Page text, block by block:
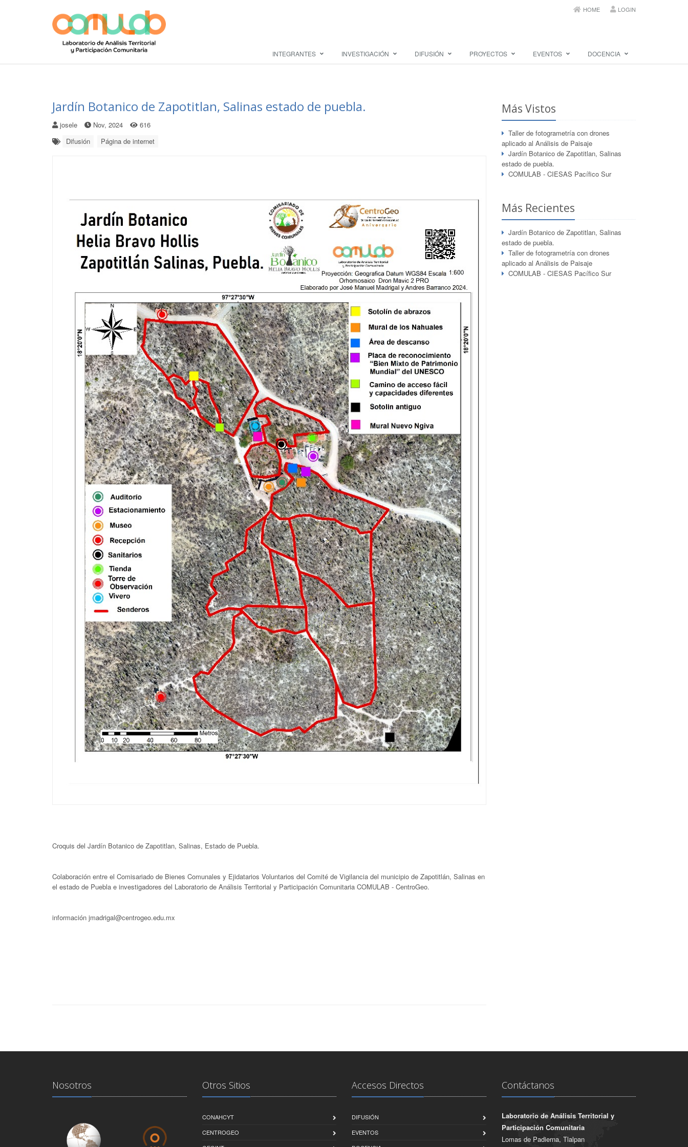
HOME LOGIN
INTEGRANTES INVESTIGACIÓN DIFUSIÓN PROYECTOS EVENTOS DOCENCIA
Jardín Botanico de Zapotitlan, Salinas estado de puebla.
josele Nov, 2024
616
Difusión
Página de internet
Croquis del Jardín Botanico de Zapotitlan, Salinas, Estado de Puebla.
Colaboración entre el Comisariado de Bienes Comunales y Ejidatarios Voluntarios del Comité de Vigilancia del municipio de Zapotitlán, Salinas en
el estado de Puebla e investigadores del Laboratorio de Análisis Territorial y Participación Comunitaria COMULAB - CentroGeo.
información jmadrigal@centrogeo.edu.mx
Más Vistos
Taller de fotogrametría con drones
aplicado al Análisis de Paisaje
Jardín Botanico de Zapotitlan, Salinas
estado de puebla.
COMULAB - CIESAS Pacífico Sur
Más Recientes
Jardín Botanico de Zapotitlan, Salinas
estado de puebla.
Taller de fotogrametría con drones
aplicado al Análisis de Paisaje
COMULAB - CIESAS Pacífico Sur
Nosotros Otros Sitios
CONAHCYT
CENTROGEO
Accesos Directos
DIFUSIÓN
EVENTOS
Contáctanos
Laboratorio de Análisis Territorial y
Participación Comunitaria
Lomas de Padierna, Tlalpan